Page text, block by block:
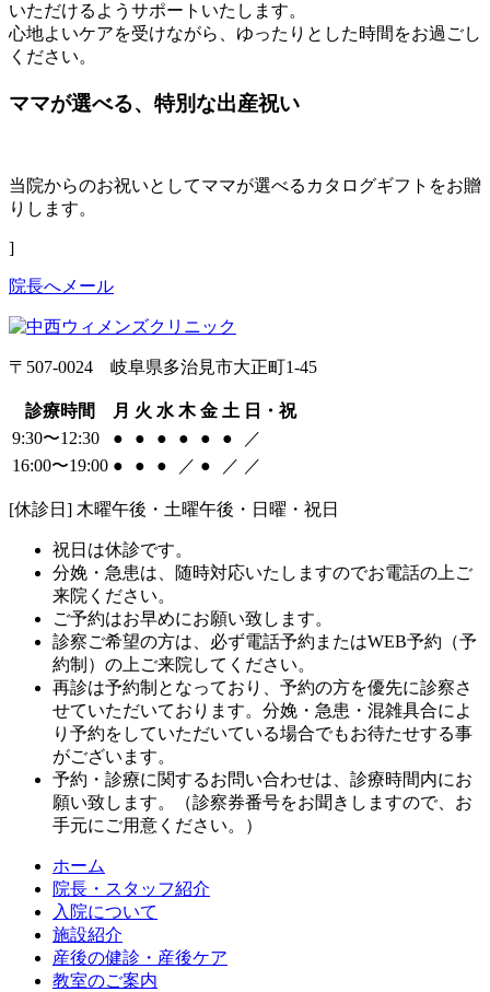
いただけるようサポートいたします。
心地よいケアを受けながら、ゆったりとした時間をお過ごし
ください。
ママが選べる、特別な出産祝い
当院からのお祝いとしてママが選べるカタログギフトをお贈
りします。
]
院長へメール
〒507-0024 岐阜県多治見市大正町1-45
診療時間 月 火 水 木 金 土 日・祝
9:30〜12:30
● ● ● ● ● ●
／
16:00〜19:00 ● ● ● ／ ● ／ ／
[休診日] 木曜午後・土曜午後・日曜・祝日
祝日は休診です。
分娩・急患は、随時対応いたしますのでお電話の上ご
来院ください。
ご予約はお早めにお願い致します。
診察ご希望の方は、必ず電話予約またはWEB予約（予
約制）の上ご来院してください。
再診は予約制となっており、予約の方を優先に診察さ
せていただいております。分娩・急患・混雑具合によ
り予約をしていただいている場合でもお待たせする事
がございます。
予約・診療に関するお問い合わせは、診療時間内にお
願い致します。（診察券番号をお聞きしますので、お
手元にご用意ください。）
ホーム
院長・スタッフ紹介
入院について
施設紹介
産後の健診・産後ケア
教室のご案内